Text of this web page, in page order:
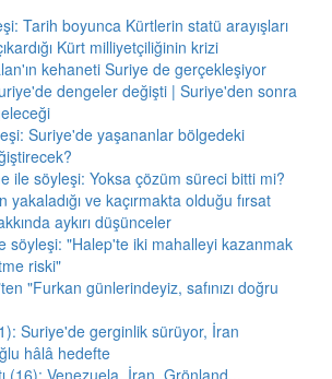
Tarih boyunca Kürtlerin statü arayışları
Kürt milliyetçiliğinin krizi
kehaneti Suriye de gerçekleşiyor
dengeler değişti | Suriye'den sonra
Suriye'de yaşananlar bölgedeki
ile söyleşi: Yoksa çözüm süreci bitti mi?
yakaladığı ve kaçırmakta olduğu fırsat
aykırı düşünceler
söyleşi: "Halep'te iki mahalleyi kazanmak
riski"
"Furkan günlerindeyiz, safınızı doğru
Suriye'de gerginlik sürüyor, İran
hâlâ hedefte
(16): Venezuela, İran, Grönland...